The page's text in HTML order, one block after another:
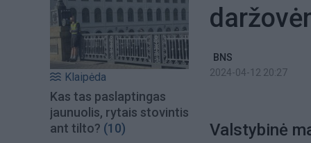
Klaipėda
Kas tas paslaptingas
jaunuolis, rytais stovintis
ant tilto? (10)
BNS
2024-04-12 20:27
Valstybinė